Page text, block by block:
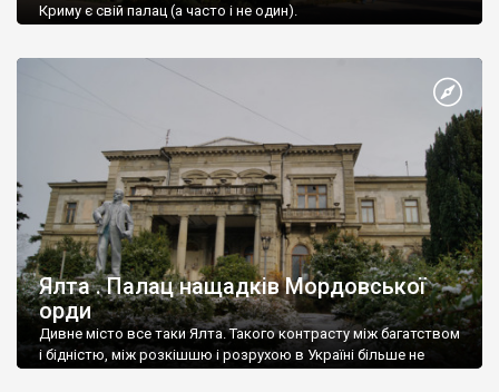
Криму є свій палац (а часто і не один).
Ялта . Палац нащадків Мордовської
орди
Дивне місто все таки Ялта. Такого контрасту між багатством
і бідністю, між розкішшю і розрухою в Україні більше не